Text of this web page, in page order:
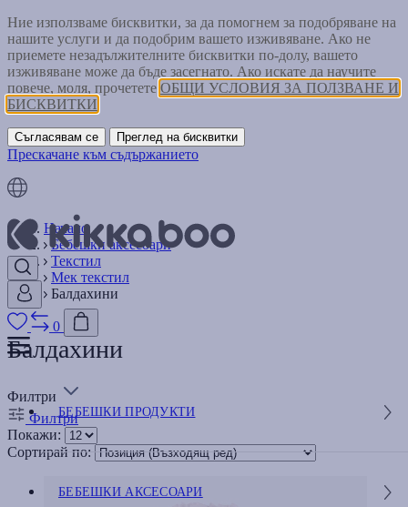
Ние използваме бисквитки, за да помогнем за подобряване на
нашите услуги и да подобрим вашето изживяване. Ако не
приемете незадължителните бисквитки по-долу, вашето
изживяване може да бъде засегнато. Ако искате да научите
повече, моля, прочетете ОБЩИ УСЛОВИЯ ЗА ПОЛЗВАНЕ И
БИСКВИТКИ
Съгласявам се Преглед на бисквитки
Прескачане към съдържанието
0
БЕБЕШКИ ПРОДУКТИ
БЕБЕШКИ АКСЕСОАРИ
Начало
Бебешки аксесоари
Текстил
Мек текстил
Балдахини
Балдахини
Филтри
Филтри
Покажи:
Сортирай по: